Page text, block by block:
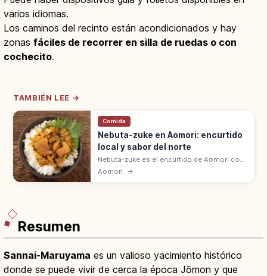
varios idiomas.
Los caminos del recinto están acondicionados y hay
zonas fáciles de recorrer en silla de ruedas o con
cochecito.
TAMBIÉN LEE →
Comida
Nebuta-zuke en Aomori: encurtido
local y sabor del norte
Nebuta-zuke es el encurtido de Aomori con
calamar, hueva de arenque y kombu en
Aomori →
Resumen
Sannai-Maruyama es un valioso yacimiento histórico
donde se puede vivir de cerca la época Jōmon y que